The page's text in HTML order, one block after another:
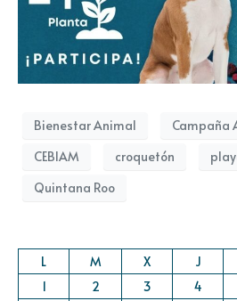
Bienestar Animal
Campaña
CEBIAM
croquetón
Quintana Roo
L M X J
1
2 3 4